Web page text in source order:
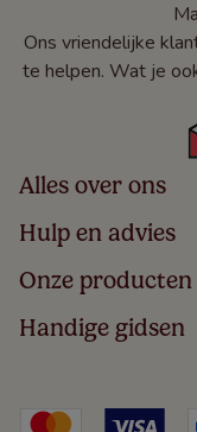
Ons vriendelijke
te helpen. Wat je
Alles over ons
Home
Over
Bestellen
Winacties
Veelgestelde
Hulp en advies
Volg Je Bestelling
Levering
5 Jaar Garantie
Algemene
Kindveiligheid
Onze producten
Houten Jaloezieën
Rolgordijnen
Verticale Jaloezieën
Handige gidsen
Meten Voor
Badkamer
Slaapkamer